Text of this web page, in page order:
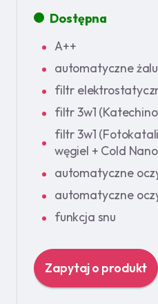
Dostępna
A++
automatyczne
filtr
filtr 3w1
filtr 3w1
węgiel + Cold
automatyczne
automatyczne
funkcja snu
Zapytaj o produkt